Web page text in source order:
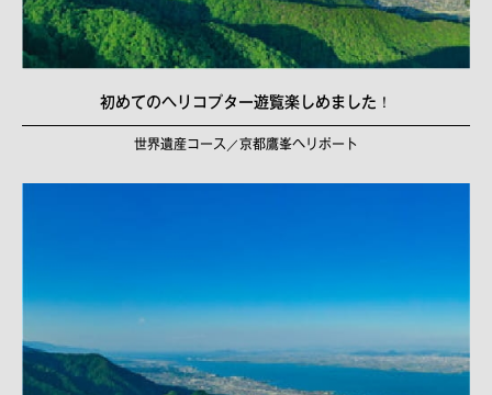
初めてのヘリコプター遊覧楽しめました！
世界遺産コース／京都鷹峯ヘリポート